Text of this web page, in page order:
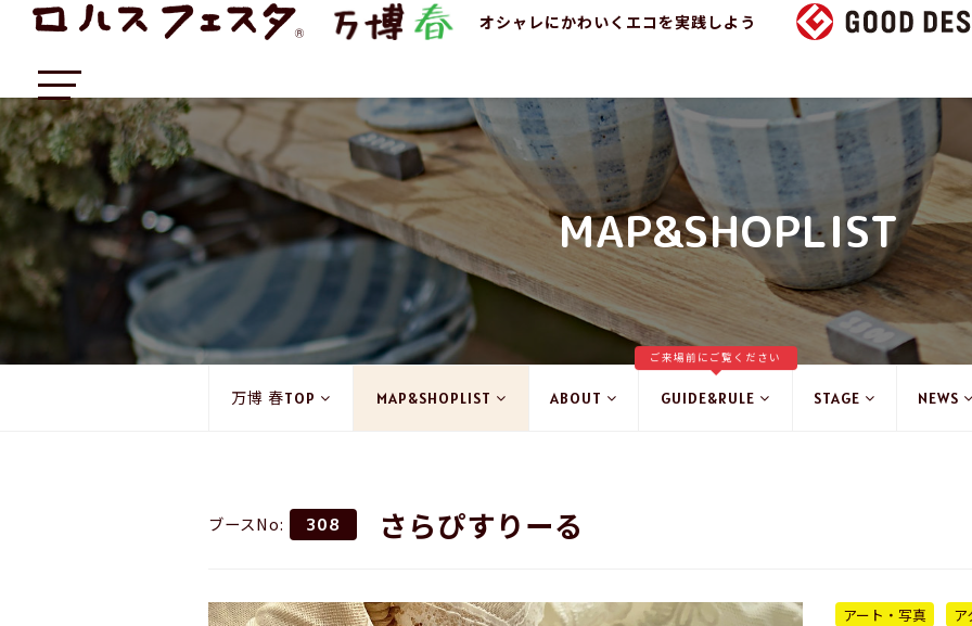
オシャレにかわいくエコを実践しよう
MAP&SHOPLIST
万博 春TOP MAP&SHOPLIST ABOUT GUIDE&RULE
ご来場前にご覧ください
STAGE NEWS
ブースNo: 308 さらぴすりーる
アート・写真
ア